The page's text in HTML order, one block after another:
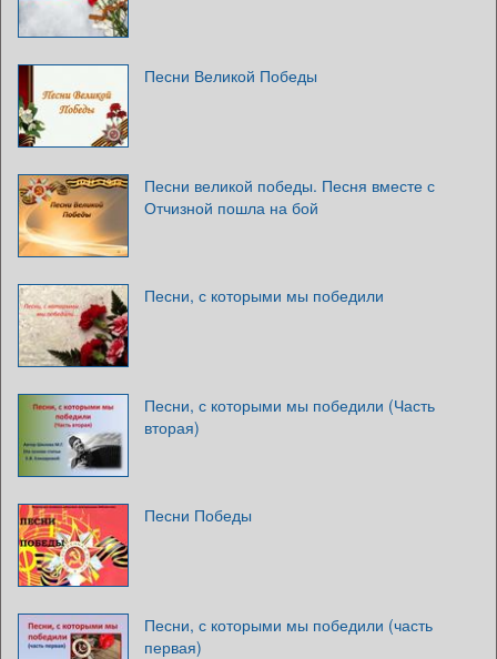
Песни Великой Победы
Песни великой победы. Песня вместе с
Отчизной пошла на бой
Песни, с которыми мы победили
Песни, с которыми мы победили (Часть
вторая)
Песни Победы
Песни, с которыми мы победили (часть
первая)